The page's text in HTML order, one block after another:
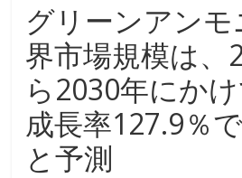
グリーンアン
界市場規模は、
ら2030年にか
成長率127.9％
と予測